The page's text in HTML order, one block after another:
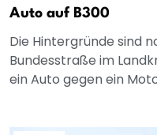
Auto auf B300
Die Hintergründe sind
Bundesstraße im
ein Auto gegen ein